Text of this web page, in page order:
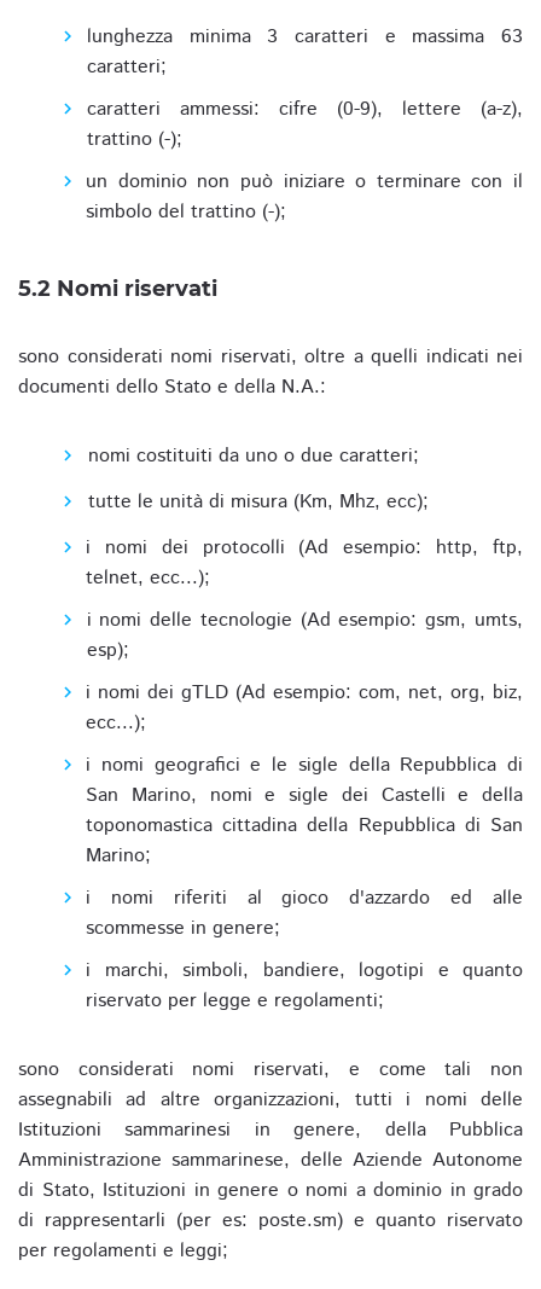
lunghezza minima 3 caratteri e massima 63
caratteri;
caratteri ammessi: cifre (0-9), lettere (a-z),
trattino (-);
un dominio non può iniziare o terminare con il
simbolo del trattino (-);
5.2 Nomi riservati
sono considerati nomi riservati, oltre a quelli indicati nei
documenti dello Stato e della N.A.:
nomi costituiti da uno o due caratteri;
tutte le unità di misura (Km, Mhz, ecc);
i nomi dei protocolli (Ad esempio: http, ftp,
telnet, ecc...);
i nomi delle tecnologie (Ad esempio: gsm, umts,
esp);
i nomi dei gTLD (Ad esempio: com, net, org, biz,
ecc...);
i nomi geografici e le sigle della Repubblica di
San Marino, nomi e sigle dei Castelli e della
toponomastica cittadina della Repubblica di San
Marino;
i nomi riferiti al gioco d'azzardo ed alle
scommesse in genere;
i marchi, simboli, bandiere, logotipi e quanto
riservato per legge e regolamenti;
sono considerati nomi riservati, e come tali non
assegnabili ad altre organizzazioni, tutti i nomi delle
Istituzioni sammarinesi in genere, della Pubblica
Amministrazione sammarinese, delle Aziende Autonome
di Stato, Istituzioni in genere o nomi a dominio in grado
di rappresentarli (per es: poste.sm) e quanto riservato
per regolamenti e leggi;